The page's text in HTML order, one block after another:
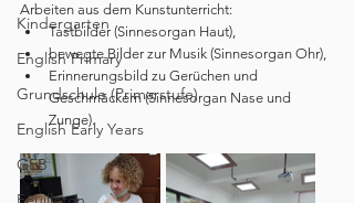
Kindergarten
English Primary
Grundschule (Primarstufe)
English Early Years
GEB
Arbeiten aus dem Kunstunterricht:
Tastbilder (Sinnesorgan Haut),
bewegte Bilder zur Musik (Sinnesorgan Ohr),
Erinnerungsbild zu Gerüchen und
Geschmäckern (Sinnesorgan Nase und
Zunge).